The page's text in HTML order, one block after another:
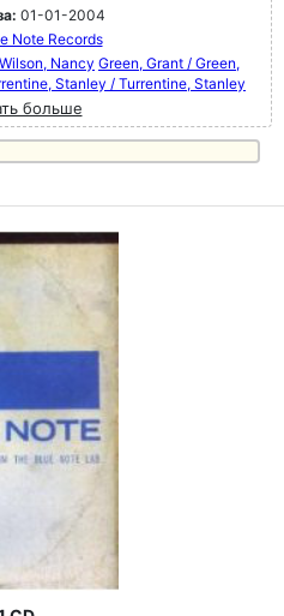
01-01-2004
Note Records
Nancy Green, Grant / Green,
Stanley / Turrentine, Stanley
больше